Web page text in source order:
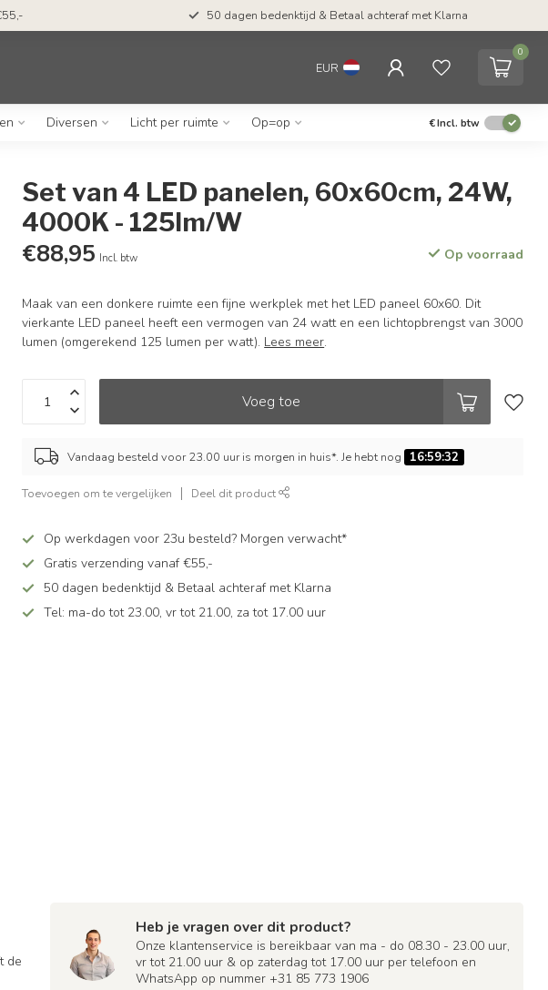
50 dagen bedenktijd & Betaal achteraf met Klarna
EUR
0
Diversen Licht per ruimte Op=op €Incl. btw
Set van 4 LED panelen, 60x60cm, 24W,
4000K - 125lm/W
€88,95 Incl. btw Op voorraad
Maak van een donkere ruimte een fijne werkplek met het LED paneel 60x60. Dit
vierkante LED paneel heeft een vermogen van 24 watt en een lichtopbrengst van 3000
lumen (omgerekend 125 lumen per watt). Lees meer.
Voeg toe
Vandaag besteld voor 23.00 uur is morgen in huis*. Je hebt nog 16:59:31
Toevoegen om te vergelijken Deel dit product
Op werkdagen voor 23u besteld? Morgen verwacht*
Gratis verzending vanaf €55,-
50 dagen bedenktijd & Betaal achteraf met Klarna
Tel: ma-do tot 23.00, vr tot 21.00, za tot 17.00 uur
de
Heb je vragen over dit product?
Onze klantenservice is bereikbaar van ma - do 08.30 - 23.00 uur,
vr tot 21.00 uur & op zaterdag tot 17.00 uur per telefoon en
WhatsApp op nummer +31 85 773 1906